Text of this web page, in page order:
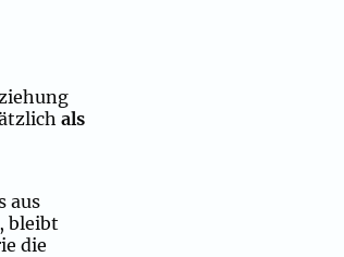
als
aus
bleibt
die